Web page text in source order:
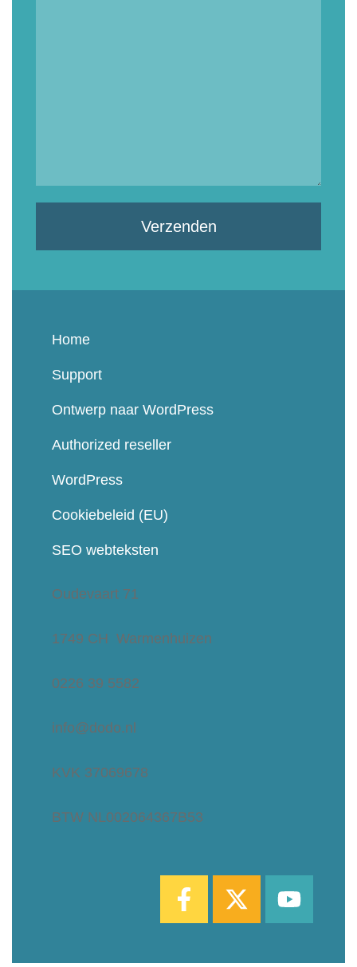
Verzenden
Home
Support
Ontwerp naar WordPress
Authorized reseller
WordPress
Cookiebeleid (EU)
SEO webteksten
Oudevaart 71
1749 CH Warmenhuizen
0226 39 5582
info@dodo.nl
KVK 37069678
BTW NL002064367B53